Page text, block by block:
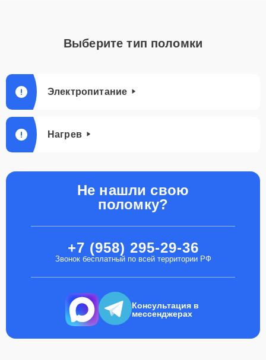
Выберите тип поломки
Электропитание
Нагрев
Не нашли свою
поломку?
+7 (958) 295-29-36
Звонок бесплатный по всей территории РФ
Консультация в
мессенджерах